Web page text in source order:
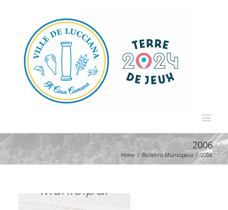
2006
Home / Bulletins Municipaux / 2006